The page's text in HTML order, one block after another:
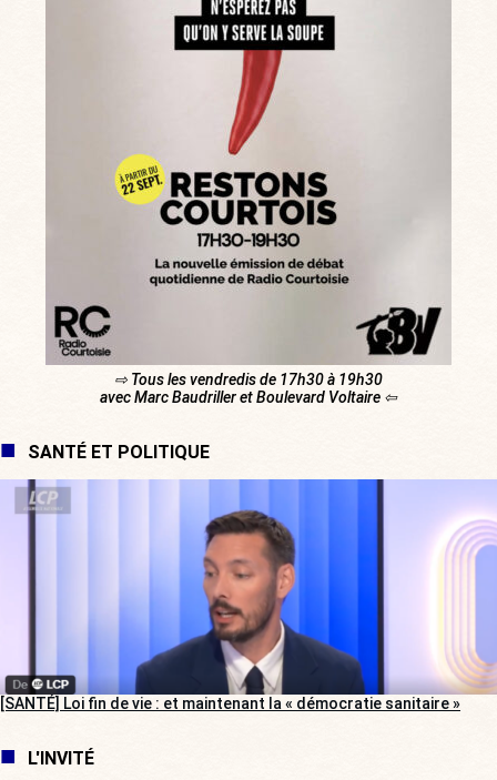
⇨ Tous les vendredis de 17h30 à 19h30
avec Marc Baudriller et Boulevard Voltaire ⇦
SANTÉ ET POLITIQUE
[SANTÉ] Loi fin de vie : et maintenant la « démocratie sanitaire »
L'INVITÉ